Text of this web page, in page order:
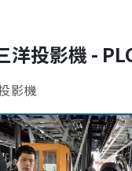
洋投影機 -
影機